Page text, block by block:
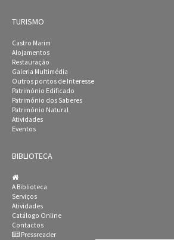
TURISMO
Castro Marim
Alojamentos
Restauração
Galeria Multimédia
Outros pontos de Interesse
Património Edificado
Património dos Saberes
Património Natural
Atividades
Eventos
BIBLIOTECA
A Biblioteca
Serviços
Atividades
Catálogo Online
Contactos
Pressreader